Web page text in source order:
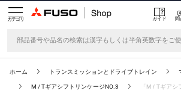
カテゴリ ガイド 問
ホーム トランスミッションとドライブトレイン
M / TギアシフトリンケージNO.3 「M / Tギア